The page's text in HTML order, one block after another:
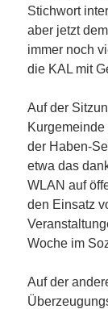
Stichwort
aber jetzt
immer noch
die KAL mit
Auf der
der Haben-
etwa das
WLAN auf
den Einsatz
Woche im
Auf der